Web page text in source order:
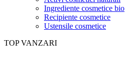
Ingrediente cosmetice bio
Recipiente cosmetice
Ustensile cosmetice
TOP VANZARI